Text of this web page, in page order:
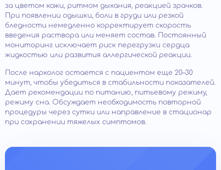
за цветом кожи, ритмом дыхания, реакцией зрачков.
При появлении одышки, боли в груди или резкой
бледности немедленно корректирует скорость
введения раствора или меняет состав. Постоянный
мониторинг исключает риск перегрузки сердца
жидкостью или развития аллергической реакции.
После нарколог остается с пациентом еще 20–30
минут, чтобы убедиться в стабильности показателей.
Дает рекомендации по питанию, питьевому режиму,
режиму сна. Обсуждает необходимость повторной
процедуры через сутки или направление в стационар
при сохранении тяжелых симптомов.